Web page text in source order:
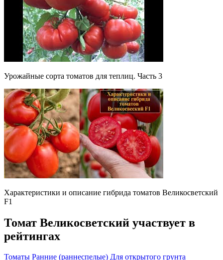
Урожайные сорта томатов для теплиц. Часть 3
Характеристики и описание гибрида томатов Великосветский
F1
Томат Великосветский участвует в
рейтингах
Томаты Ранние (раннеспелые) Для открытого грунта